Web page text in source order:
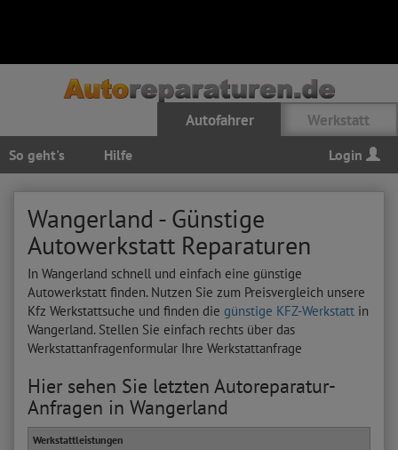
Autofahrer Werkstatt
So geht's Hilfe Login
Wangerland - Günstige
Autowerkstatt Reparaturen
In Wangerland schnell und einfach eine günstige
Autowerkstatt finden. Nutzen Sie zum Preisvergleich unsere
Kfz Werkstattsuche und finden die günstige KFZ-Werkstatt in
Wangerland. Stellen Sie einfach rechts über das
Werkstattanfragenformular Ihre Werkstattanfrage
Hier sehen Sie letzten Autoreparatur-
Anfragen in Wangerland
Werkstattleistungen